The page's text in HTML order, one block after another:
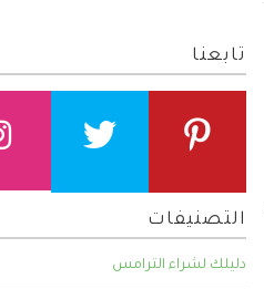
تابعنا
التصنيفات
دليلك لشراء الترامس